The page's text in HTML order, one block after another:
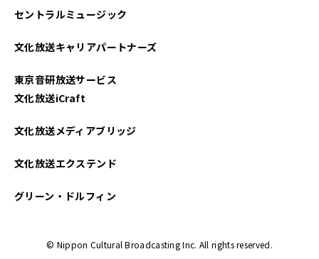
2022年10月
2022年09月
2022年08月
セントラルミュージック
文化放送キャリアパートナーズ
東京音研放送サービス
文化放送iCraft
文化放送メディアブリッジ
文化放送エクステンド
グリーン・ドルフィン
© Nippon Cultural Broadcasting Inc. All rights reserved.